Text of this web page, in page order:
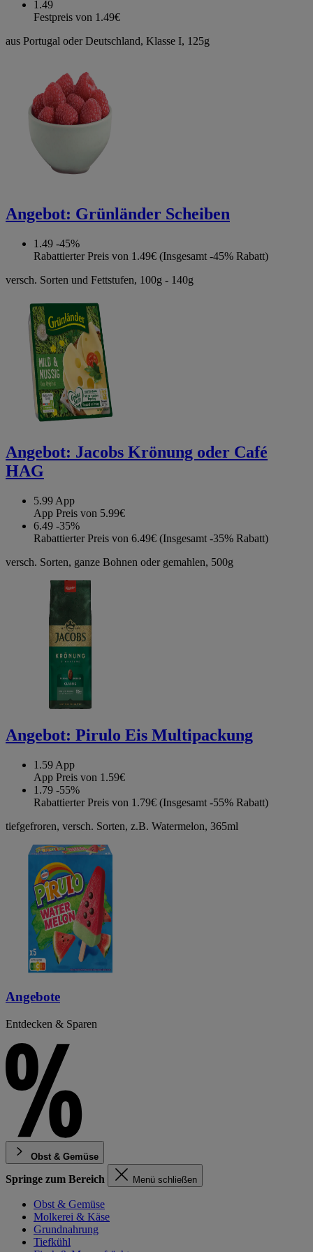
1.49
Festpreis von 1.49€
aus Portugal oder Deutschland, Klasse I, 125g
Angebot: Grünländer Scheiben
1.49 -45%
Rabattierter Preis von 1.49€ (Insgesamt -45% Rabatt)
versch. Sorten und Fettstufen, 100g - 140g
Angebot: Jacobs Krönung oder Café
HAG
5.99 App
App Preis von 5.99€
6.49 -35%
Rabattierter Preis von 6.49€ (Insgesamt -35% Rabatt)
versch. Sorten, ganze Bohnen oder gemahlen, 500g
Angebot: Pirulo Eis Multipackung
1.59 App
App Preis von 1.59€
1.79 -55%
Rabattierter Preis von 1.79€ (Insgesamt -55% Rabatt)
tiefgefroren, versch. Sorten, z.B. Watermelon, 365ml
Angebote
Entdecken & Sparen
Obst & Gemüse
Springe zum Bereich Menü schließen
Obst & Gemüse
Molkerei & Käse
Grundnahrung
Tiefkühl